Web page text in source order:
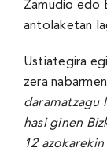
Zamudio edo
antolaketan
Ustiategira
zera
daramatzagu
hasi ginen
12